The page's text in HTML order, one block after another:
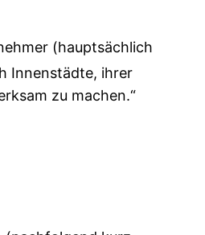
(hauptsächlich
Innenstädte, ihrer
zu machen.“